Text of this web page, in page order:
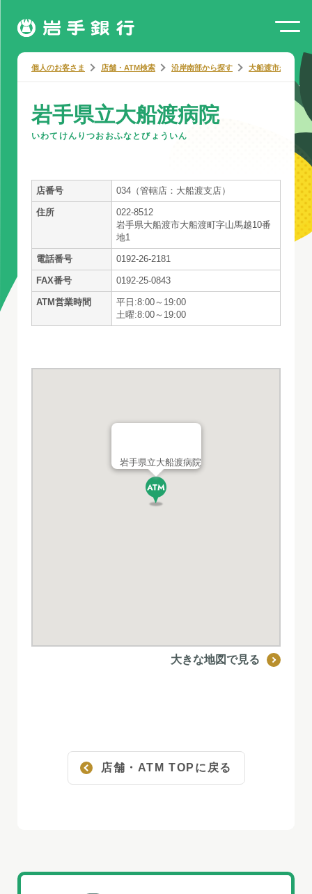
個人のお客さま 店舗・ATM検索 沿岸南部から探す 大船渡市から探す
岩手県立大船渡病院
いわてけんりつおおふなとびょういん
店番号 034（管轄店：大船渡支店）
住所
022-8512
岩手県大船渡市大船渡町字山馬越10番
地1
電話番号 0192-26-2181
FAX番号 0192-25-0843
ATM営業時間
平日:8:00～19:00
土曜:8:00～19:00
岩手県立大船渡病院
大きな地図で見る
店舗・ATM TOPに戻る